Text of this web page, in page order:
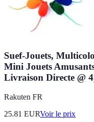
Suef-Jouets,
Mini Jouets
Livraison Directe @
Rakuten FR
25.81 EURVoir le prix